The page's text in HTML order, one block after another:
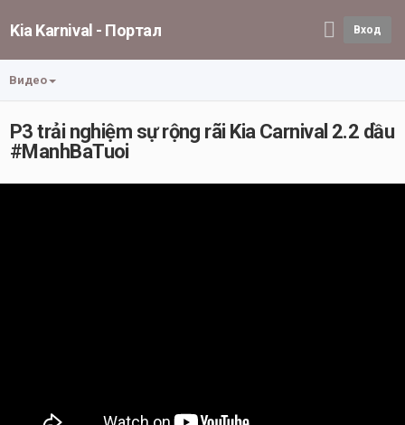
Kia Karnival - Портал Вход
Видео
P3 trải nghiệm sự rộng rãi Kia Carnival 2.2 dầu
#ManhBaTuoi